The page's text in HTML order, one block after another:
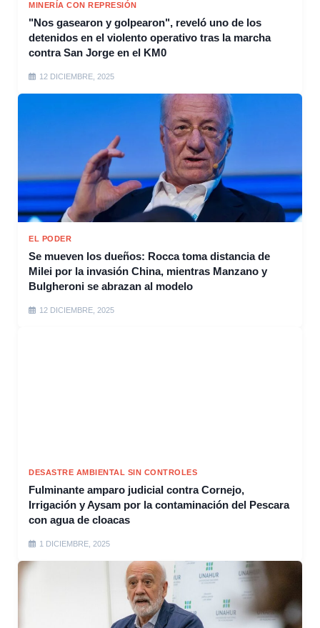
MINERÍA CON REPRESIÓN
"Nos gasearon y golpearon", reveló uno de los
detenidos en el violento operativo tras la marcha
contra San Jorge en el KM0
12 DICIEMBRE, 2025
EL PODER
Se mueven los dueños: Rocca toma distancia de
Milei por la invasión China, mientras Manzano y
Bulgheroni se abrazan al modelo
12 DICIEMBRE, 2025
DESASTRE AMBIENTAL SIN CONTROLES
Fulminante amparo judicial contra Cornejo,
Irrigación y Aysam por la contaminación del Pescara
con agua de cloacas
1 DICIEMBRE, 2025